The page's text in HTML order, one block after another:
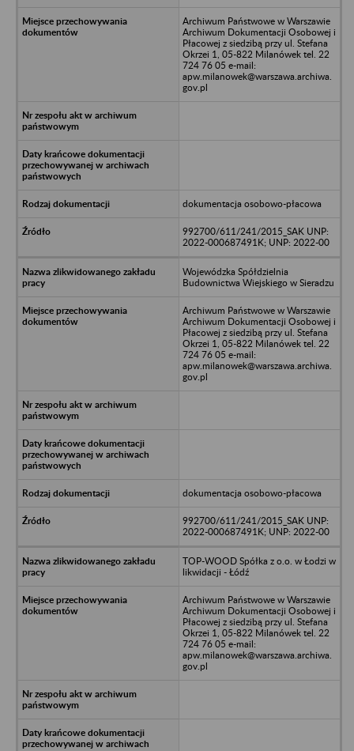
Archiwum Państwowe w Warszawie
Archiwum Dokumentacji Osobowej i
Płacowej z siedzibą przy ul. Stefana
Okrzei 1, 05-822 Milanówek tel. 22
724 76 05 e-mail:
apw.milanowek@warszawa.archiwa.
gov.pl
dokumentacja osobowo-płacowa
992700/611/241/2015_SAK UNP:
2022-000687491K; UNP: 2022-00
Wojewódzka Spółdzielnia
Budownictwa Wiejskiego w Sieradzu
Archiwum Państwowe w Warszawie
Archiwum Dokumentacji Osobowej i
Płacowej z siedzibą przy ul. Stefana
Okrzei 1, 05-822 Milanówek tel. 22
724 76 05 e-mail:
apw.milanowek@warszawa.archiwa.
gov.pl
dokumentacja osobowo-płacowa
992700/611/241/2015_SAK UNP:
2022-000687491K; UNP: 2022-00
TOP-WOOD Spółka z o.o. w Łodzi w
likwidacji - Łódź
Archiwum Państwowe w Warszawie
Archiwum Dokumentacji Osobowej i
Płacowej z siedzibą przy ul. Stefana
Okrzei 1, 05-822 Milanówek tel. 22
724 76 05 e-mail:
apw.milanowek@warszawa.archiwa.
gov.pl